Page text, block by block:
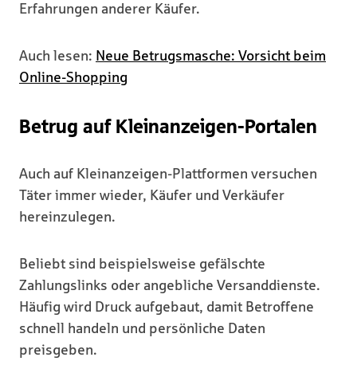
Erfahrungen anderer Käufer.
Auch lesen: Neue Betrugsmasche: Vorsicht beim
Online-Shopping
Betrug auf Kleinanzeigen-Portalen
Auch auf Kleinanzeigen-Plattformen versuchen
Täter immer wieder, Käufer und Verkäufer
hereinzulegen.
Beliebt sind beispielsweise gefälschte
Zahlungslinks oder angebliche Versanddienste.
Häufig wird Druck aufgebaut, damit Betroffene
schnell handeln und persönliche Daten
preisgeben.